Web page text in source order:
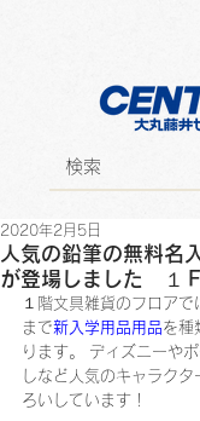
人気の鉛筆の無料名
が登場しました １Ｆ
2020年2月5日
１階文具雑貨のフロアで
まで新入学用品用品を種
ります。 ディズニーや
しなど人気のキャラク
ろいしています！